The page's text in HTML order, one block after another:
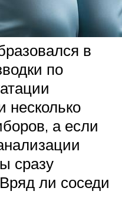
в
по
несколько
а если
сразу
ли соседи